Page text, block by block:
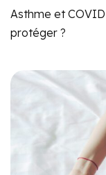
Asthme et
protéger ?